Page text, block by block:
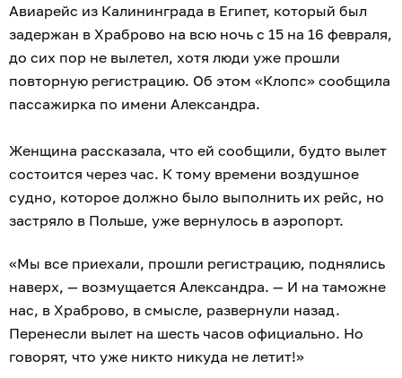
Авиарейс из Калининграда в Египет, который был
задержан в Храброво на всю ночь с 15 на 16 февраля,
до сих пор не вылетел, хотя люди уже прошли
повторную регистрацию. Об этом «Клопс» сообщила
пассажирка по имени Александра.
Женщина рассказала, что ей сообщили, будто вылет
состоится через час. К тому времени воздушное
судно, которое должно было выполнить их рейс, но
застряло в Польше, уже вернулось в аэропорт.
«Мы все приехали, прошли регистрацию, поднялись
наверх, — возмущается Александра. — И на таможне
нас, в Храброво, в смысле, развернули назад.
Перенесли вылет на шесть часов официально. Но
говорят, что уже никто никуда не летит!»